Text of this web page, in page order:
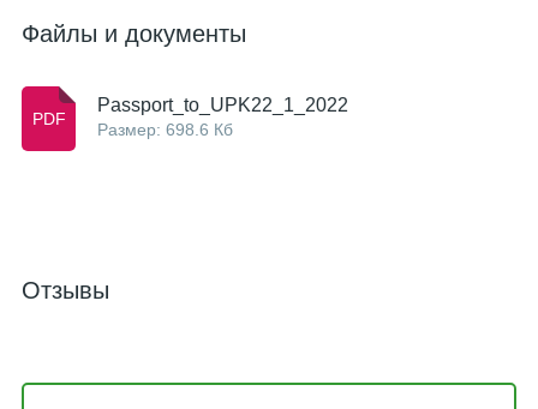
Файлы и документы
Passport_to_UPK22_1_2022
Размер: 698.6 Кб
Отзывы